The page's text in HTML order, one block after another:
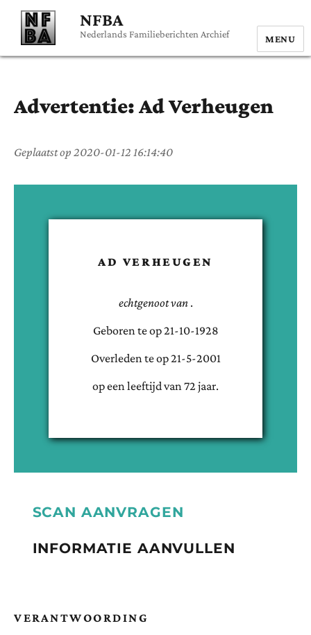
NFBA
Nederlands Familieberichten Archief MENU
Advertentie: AdVerheugen
Geplaatst op 2020-01-12 16:14:40
AD VERHEUGEN
echtgenoot van .
Geboren teop21-10-1928
Overleden teop21-5-2001
op een leeftijd van 72 jaar.
SCAN AANVRAGEN
INFORMATIE AANVULLEN
VERANTWOORDING